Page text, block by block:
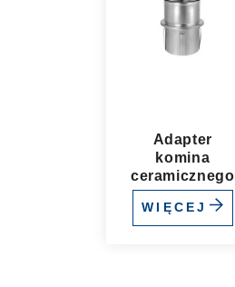
Adapter
komina
ceramicznego
WIĘCEJ